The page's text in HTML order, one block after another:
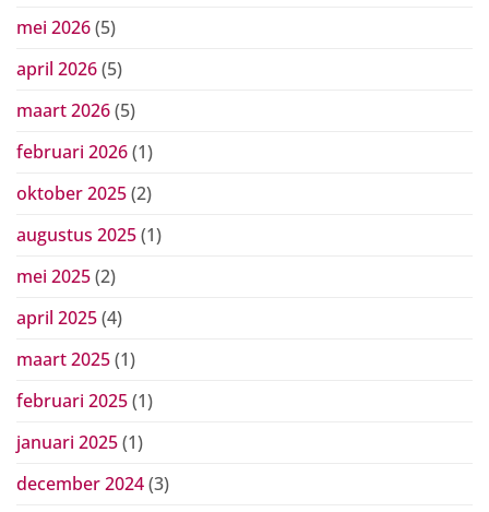
mei 2026(5)
april 2026(5)
maart 2026(5)
februari 2026(1)
oktober 2025(2)
augustus 2025(1)
mei 2025(2)
april 2025(4)
maart 2025(1)
februari 2025(1)
januari 2025(1)
december 2024(3)